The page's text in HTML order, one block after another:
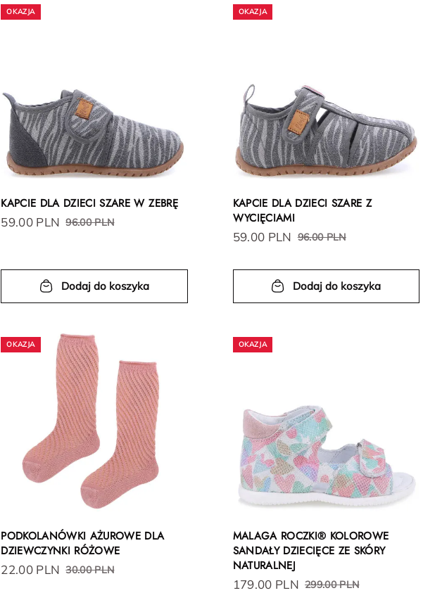
KAPCIE DLA DZIECI SZARE W ZEBRĘ
59.00 PLN 96.00 PLN
Dodaj do koszyka
KAPCIE DLA DZIECI SZARE Z
WYCIĘCIAMI
59.00 PLN 96.00 PLN
Dodaj do koszyka
PODKOLANÓWKI AŻUROWE DLA
DZIEWCZYNKI RÓŻOWE
22.00 PLN 30.00 PLN
MALAGA ROCZKI® KOLOROWE
SANDAŁY DZIECIĘCE ZE SKÓRY
NATURALNEJ
179.00 PLN 299.00 PLN